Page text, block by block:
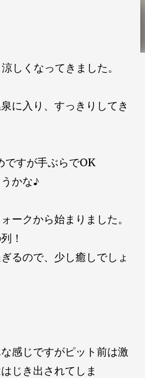
しくなってきました。
に入り、すっきりしてき
すが手ぶらでOK
かな♪
ークから始まりました。
！
るので、少し癒しでしょ
感じですがピット前は激
じき出されてしま